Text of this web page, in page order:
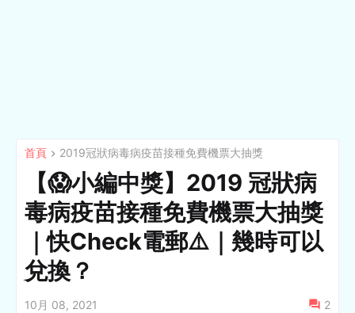
首頁 2019冠狀病毒病疫苗接種免費機票大抽獎
【😱小編中獎】2019 冠狀病
毒病疫苗接種免費機票大抽獎
｜快Check電郵⚠️｜幾時可以
兌換？
10月 08, 2021 2